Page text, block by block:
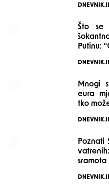
POSTED
Što se
Putinu:
POSTED
Mnogi
eura
tko
POSTED
Poznati
sramota
POSTED